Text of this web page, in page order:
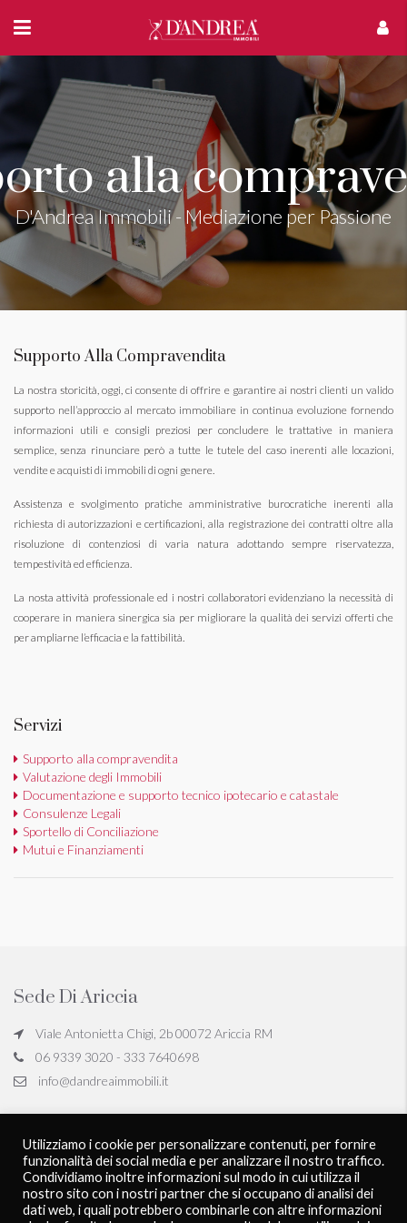
Supporto Alla Compravendita
La nostra storicità, oggi, ci consente di offrire e garantire ai nostri clienti un valido
supporto nell’approccio al mercato immobiliare in continua evoluzione fornendo
informazioni utili e consigli preziosi per concludere le trattative in maniera
semplice, senza rinunciare però a tutte le tutele del caso inerenti alle locazioni,
vendite e acquisti di immobili di ogni genere.
Assistenza e svolgimento pratiche amministrative burocratiche inerenti alla
richiesta di autorizzazioni e certificazioni, alla registrazione dei contratti oltre alla
risoluzione di contenziosi di varia natura adottando sempre riservatezza,
tempestività ed efficienza.
La nosta attività professionale ed i nostri collaboratori evidenziano la necessità di
cooperare in maniera sinergica sia per migliorare la qualità dei servizi offerti che
per ampliarne l’efficacia e la fattibilità.
Servizi
Supporto alla compravendita
Valutazione degli Immobili
Documentazione e supporto tecnico ipotecario e catastale
Consulenze Legali
Sportello di Conciliazione
Mutui e Finanziamenti
Sede Di Ariccia
Viale Antonietta Chigi, 2b 00072 Ariccia RM
06 9339 3020 - 333 7640698
info@dandreaimmobili.it
Viale San Giovanni Battista de la Salle, 18, 00073 Castel Gandolfo
RM
06 9339 3020 - 333 7640698
Utilizziamo i cookie per personalizzare contenuti, per fornire
funzionalità dei social media e per analizzare il nostro traffico.
Condividiamo inoltre informazioni sul modo in cui utilizza il
nostro sito con i nostri partner che si occupano di analisi dei
dati web, i quali potrebbero combinarle con altre informazioni